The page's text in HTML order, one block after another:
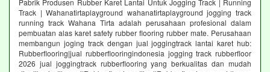
Pabrik Produsen Rubber Karet Lantai Untuk Jogging Track | Running
Track | Wahanatirtaplayground wahanatirtaplayground jogging track
running track Wahana Tirta adalah perusahaan profesional dalam
pembuatan alas karet safety rubber flooring rubber mate. Perusahaan
membangun joging track dengan jual joggingtrack lantai karet hub:
Rubberflooring|jual rubberflooringindonesia jogging track rubberfloor
2026 jual joggingtrack rubberflooring yang berkualitas dan mudah